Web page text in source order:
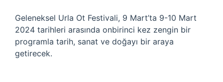
Geleneksel Urla Ot Festivali, 9 Mart’ta 9-10 Mart
2024 tarihleri ​​arasında onbirinci kez zengin bir
programla tarih, sanat ve doğayı bir araya
getirecek.